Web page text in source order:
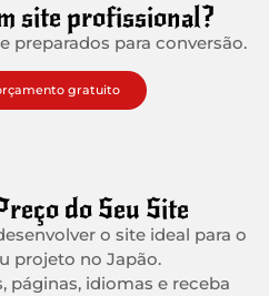
site profissional?
preparados para conversão.
gratuito
do Seu Site
o site ideal para o
projeto no Japão.
páginas, idiomas e receba